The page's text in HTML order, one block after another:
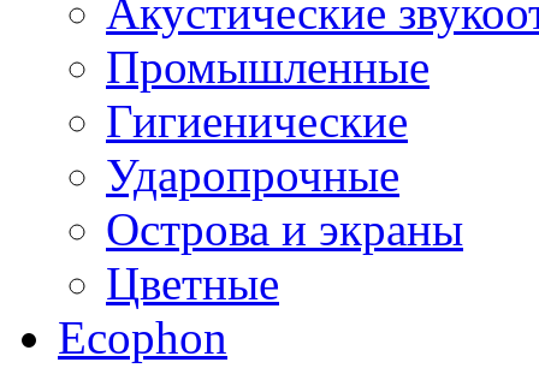
Акустические
Промышленные
Гигиенические
Ударопрочные
Острова и экраны
Цветные
Ecophon